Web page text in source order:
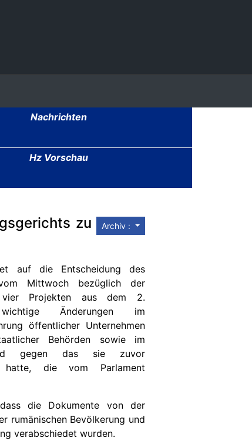
Nachrichten
Hz Vorschau
Archiv :
zu
auf die Entscheidung des
Mittwoch bezüglich der
Projekten aus dem 2.
Änderungen im
öffentlicher Unternehmen
Behörden sowie im
gegen das sie zuvor
hatte, die vom Parlament
die Dokumente von der
rumänischen Bevölkerung und
verabschiedet wurden.